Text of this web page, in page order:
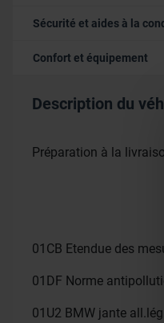
Sécurité et aides à la
Confort et équipement
Description du
Préparation à la
01CB Etendue des
01DF Norme
01U2 BMW jante